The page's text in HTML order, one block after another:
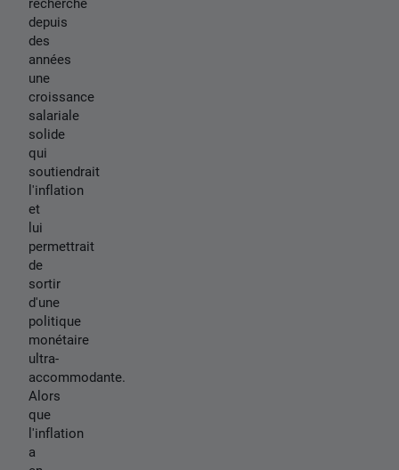
depuis
des
années
une
croissance
salariale
solide
qui
soutiendrait
l'inflation
et
lui
permettrait
de
sortir
d'une
politique
monétaire
ultra-
accommodante.
Alors
que
l'inflation
a